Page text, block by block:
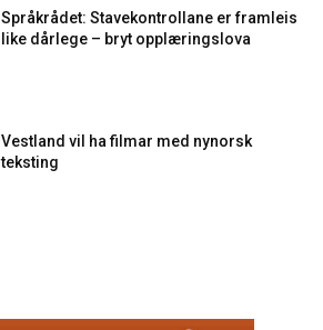
Språkrådet: Stavekontrollane er framleis
like dårlege – bryt opplæringslova
Vestland vil ha filmar med nynorsk
teksting